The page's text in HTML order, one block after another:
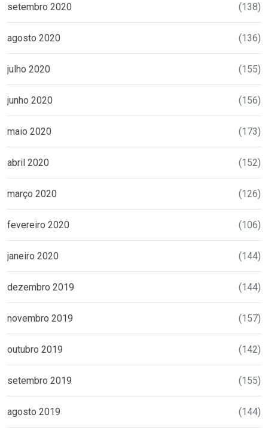
setembro 2020 (138)
agosto 2020 (136)
julho 2020 (155)
junho 2020 (156)
maio 2020 (173)
abril 2020 (152)
março 2020 (126)
fevereiro 2020 (106)
janeiro 2020 (144)
dezembro 2019 (144)
novembro 2019 (157)
outubro 2019 (142)
setembro 2019 (155)
agosto 2019 (144)